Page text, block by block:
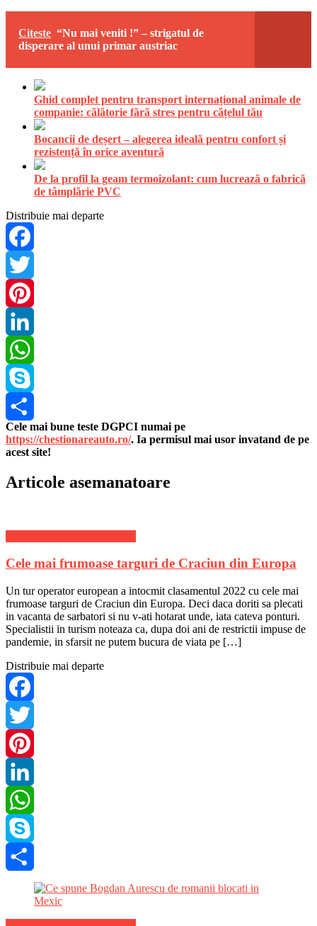
Citeste “Nu mai veniti !” – strigatul de
disperare al unui primar austriac
Ghid complet pentru transport internațional animale de
companie: călătorie fără stres pentru cățelul tău
Bocancii de deșert – alegerea ideală pentru confort și
rezistență în orice aventură
De la profil la geam termoizolant: cum lucrează o fabrică
de tâmplărie PVC
Distribuie mai departe
Facebook
Twitter
Pinterest
LinkedIn
WhatsApp
Skype
Share
Cele mai bune teste DGPCI numai pe
https://chestionareauto.ro/. Ia permisul mai usor invatand de pe
acest site!
Articole asemanatoare
Cele mai frumoase targuri de Craciun din Europa
Un tur operator european a intocmit clasamentul 2022 cu cele mai
frumoase targuri de Craciun din Europa. Deci daca doriti sa plecati
in vacanta de sarbatori si nu v-ati hotarat unde, iata cateva ponturi.
Specialistii in turism noteaza ca, dupa doi ani de restrictii impuse de
pandemie, in sfarsit ne putem bucura de viata pe […]
Distribuie mai departe
Facebook
Twitter
Pinterest
LinkedIn
WhatsApp
Skype